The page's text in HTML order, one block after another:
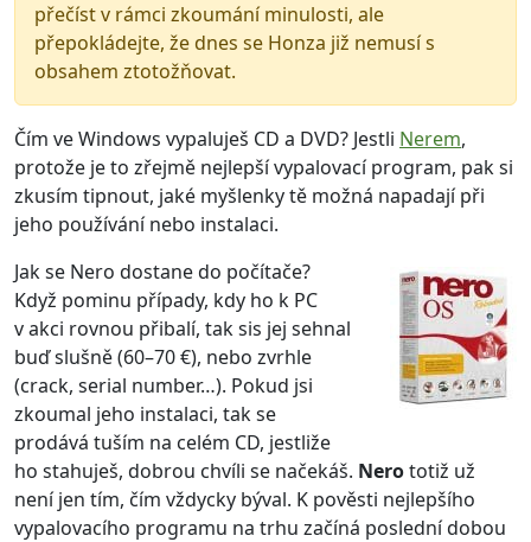
přečíst v rámci zkoumání minulosti, ale
přepokládejte, že dnes se Honza již nemusí s
obsahem ztotožňovat.
Čím ve Windows vypaluješ CD a DVD? Jestli Nerem,
protože je to zřejmě nejlepší vypalovací program, pak si
zkusím tipnout, jaké myšlenky tě možná napadají při
jeho používání nebo instalaci.
Jak se Nero dostane do počítače?
Když pominu případy, kdy ho k PC
v akci rovnou přibalí, tak sis jej sehnal
buď slušně (60–70 €), nebo zvrhle
(crack, serial number…). Pokud jsi
zkoumal jeho instalaci, tak se
prodává tuším na celém CD, jestliže
ho stahuješ, dobrou chvíli se načekáš. Nerototiž už
není jen tím, čím vždycky býval. K pověsti nejlepšího
vypalovacího programu na trhu začíná poslední dobou